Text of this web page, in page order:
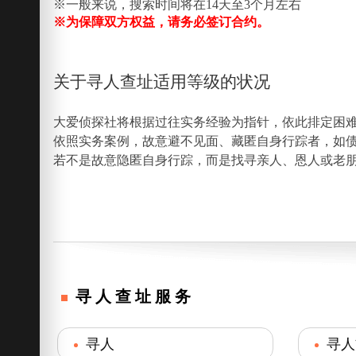
※一般来说，搜索时间将在14天至3个月左右
※为保障双方权益，请务必签订合约。
关于寻人查址适用等级的状况
大爱侦探社将根据过往实务经验为指针，依此排定困
依照实务案例，故意避不见面、藏匿自身行踪者，如
若不是故意隐匿自身行踪，而是找寻亲人、恩人或老
寻人查址服务
寻人 寻